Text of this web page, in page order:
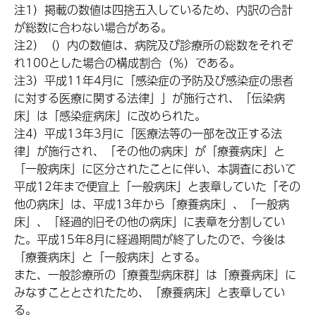
注1）掲載の数値は四捨五入しているため、内訳の合計
が総数に合わない場合がある。
注2）（）内の数値は、病院及び診療所の総数をそれぞ
れ100とした場合の構成割合（％）である。
注3）平成11年4月に「感染症の予防及び感染症の患者
に対する医療に関する法律」」が施行され、「伝染病
床」は「感染症病床」に改められた。
注4）平成13年3月に「医療法等の一部を改正する法
律」が施行され、「その他の病床」が「療養病床」と
「一般病床」に区分されたことに伴い、本調査において
平成12年まで便宜上「一般病床」と表章していた「その
他の病床」は、平成13年から「療養病床」、「一般病
床」、「経過的旧その他の病床」に表章を分割してい
た。平成15年8月に経過期間が終了したので、今後は
「療養病床」と「一般病床」とする。
また、一般診療所の「療養型病床群」は「療養病床」に
みなすこととされたため、「療養病床」と表章してい
る。